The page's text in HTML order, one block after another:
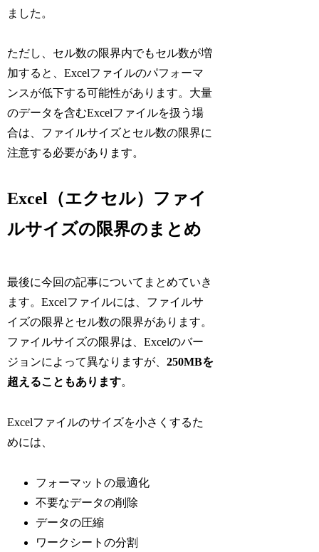
ました。
ただし、セル数の限界内でもセル数が増
加すると、Excelファイルのパフォーマ
ンスが低下する可能性があります。大量
のデータを含むExcelファイルを扱う場
合は、ファイルサイズとセル数の限界に
注意する必要があります。
Excel（エクセル）ファイ
ルサイズの限界のまとめ
最後に今回の記事についてまとめていき
ます。Excelファイルには、ファイルサ
イズの限界とセル数の限界があります。
ファイルサイズの限界は、Excelのバー
ジョンによって異なりますが、250MBを
超えることもあります。
Excelファイルのサイズを小さくするた
めには、
フォーマットの最適化
不要なデータの削除
データの圧縮
ワークシートの分割